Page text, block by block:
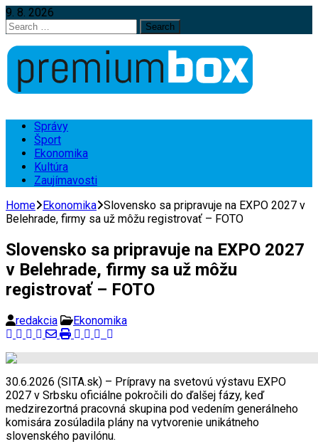
9. 8. 2026
Search
for:
Správy
Šport
Ekonomika
Kultúra
Zaujímavosti
Home Ekonomika Slovensko sa pripravuje na EXPO 2027 v
Belehrade, firmy sa už môžu registrovať – FOTO
Slovensko sa pripravuje na EXPO 2027
v Belehrade, firmy sa už môžu
registrovať – FOTO
redakcia Ekonomika
30.6.2026 (SITA.sk) – Prípravy na svetovú výstavu EXPO
2027 v Srbsku oficiálne pokročili do ďalšej fázy, keď
medzirezortná pracovná skupina pod vedením generálneho
komisára zosúladila plány na vytvorenie unikátneho
slovenského pavilónu.